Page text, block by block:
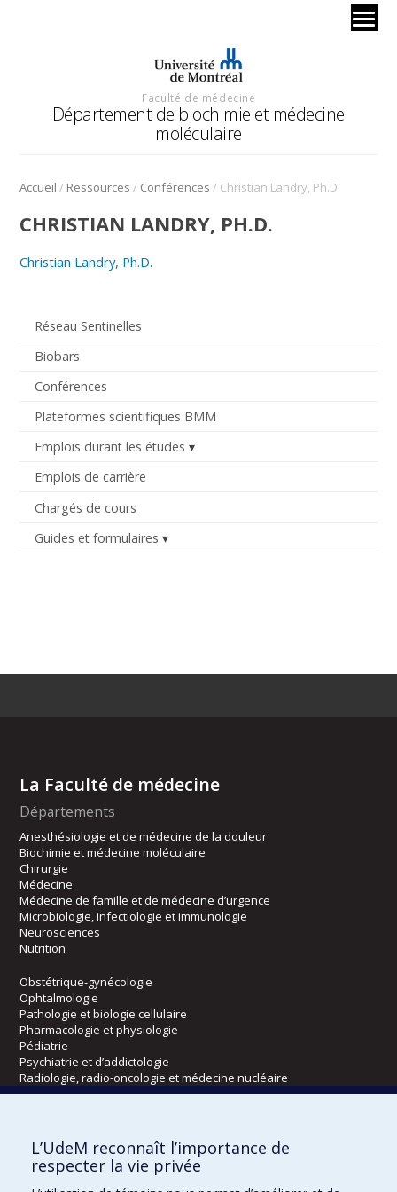
Faculté de médecine
Département de biochimie et médecine
moléculaire
Accueil / Ressources / Conférences / Christian Landry, Ph.D.
Réseau Sentinelles
Biobars
Conférences
Plateformes scientifiques BMM
Emplois durant les études
Emplois de carrière
Chargés de cours
Guides et formulaires
CHRISTIAN LANDRY, PH.D.
Christian Landry, Ph.D.
La Faculté de médecine
Départements
Anesthésiologie et de médecine de la douleur
Biochimie et médecine moléculaire
Chirurgie
Médecine
Médecine de famille et de médecine d’urgence
Microbiologie, infectiologie et immunologie
Neurosciences
Nutrition
Obstétrique-gynécologie
Ophtalmologie
Pathologie et biologie cellulaire
Pharmacologie et physiologie
Pédiatrie
Psychiatrie et d’addictologie
Radiologie, radio-oncologie et médecine nucléaire
Écoles
Kinésiologie et des sciences de l’activité physique
Orthophonie et audiologie
L’UdeM reconnaît l’importance de
respecter la vie privée